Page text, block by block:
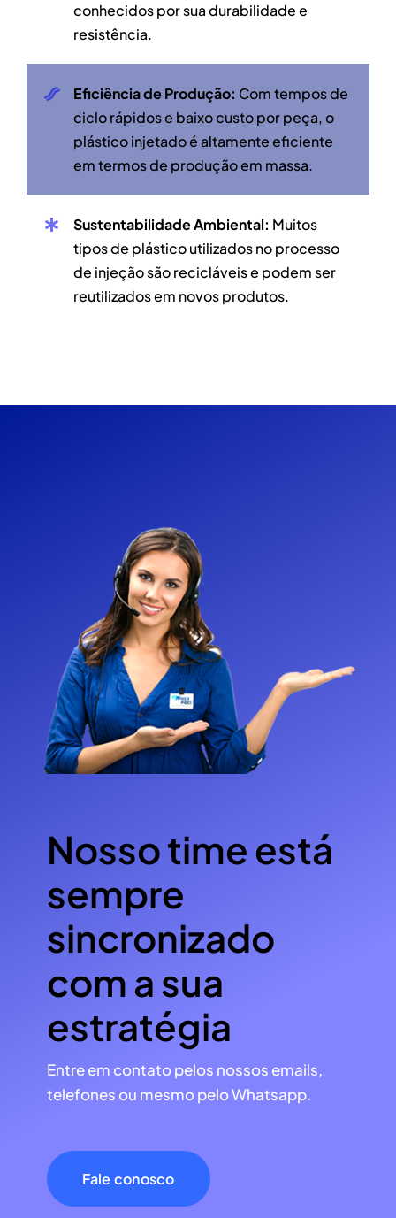
conhecidos por sua durabilidade e
resistência.
Eficiência de Produção: Com tempos de
ciclo rápidos e baixo custo por peça, o
plástico injetado é altamente eficiente
em termos de produção em massa.
Sustentabilidade Ambiental: Muitos
tipos de plástico utilizados no processo
de injeção são recicláveis ​​e podem ser
reutilizados em novos produtos.
Nosso time está
sempre
sincronizado
com a sua
estratégia
Entre em contato pelos nossos emails,
telefones ou mesmo pelo Whatsapp.
Fale conosco